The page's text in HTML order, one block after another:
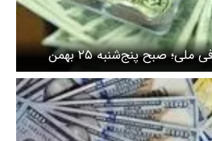
صبح پنج‌شنبه ۲۵ بهمن